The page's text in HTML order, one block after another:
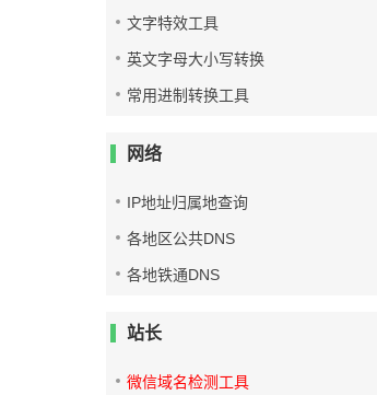
文字特效工具
英文字母大小写转换
常用进制转换工具
网络
IP地址归属地查询
各地区公共DNS
各地铁通DNS
站长
微信域名检测工具